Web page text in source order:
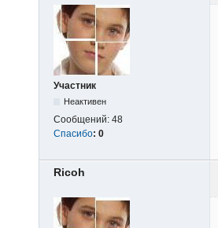
Участник
Неактивен
Сообщений: 48
Спасибо: 0
Ricoh